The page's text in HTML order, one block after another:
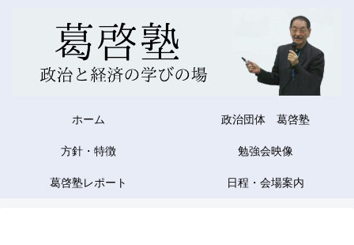
ホーム 政治団体 葛啓塾
方針・特徴 勉強会映像
葛啓塾レポート 日程・会場案内